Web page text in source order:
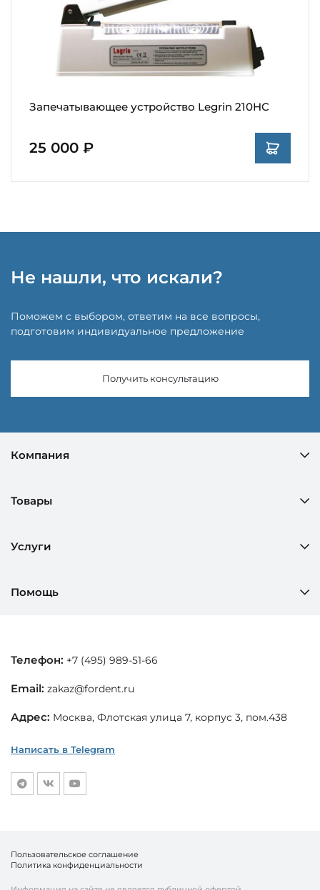
Запечатывающее устройство Legrin 210HC
25 000 ₽
Не нашли, что искали?
Поможем с выбором, ответим на все вопросы,
подготовим индивидуальное предложение
Получить консультацию
Компания
Товары
Услуги
Помощь
Телефон: +7 (495) 989-51-66
Email: zakaz@fordent.ru
Адрес: Москва, Флотская улица 7, корпус 3, пом.438
Написать в Telegram
Пользовательское соглашение
Политика конфиденциальности